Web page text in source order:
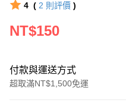
4 ( 2 則評價 )
NT$150
付款與運送方式
超取滿NT$1,500免運